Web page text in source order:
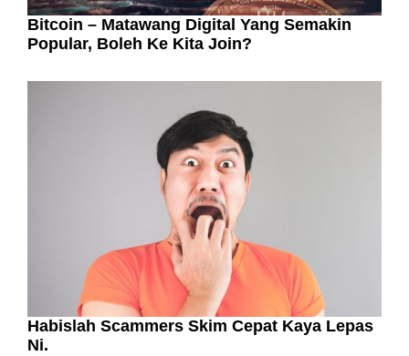
Bitcoin – Matawang Digital Yang Semakin
Popular, Boleh Ke Kita Join?
Habislah Scammers Skim Cepat Kaya Lepas
Ni.